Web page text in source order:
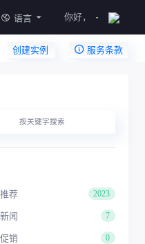
语言 你好，
创建实例
服务条款
荐 2023
闻 7
销 0